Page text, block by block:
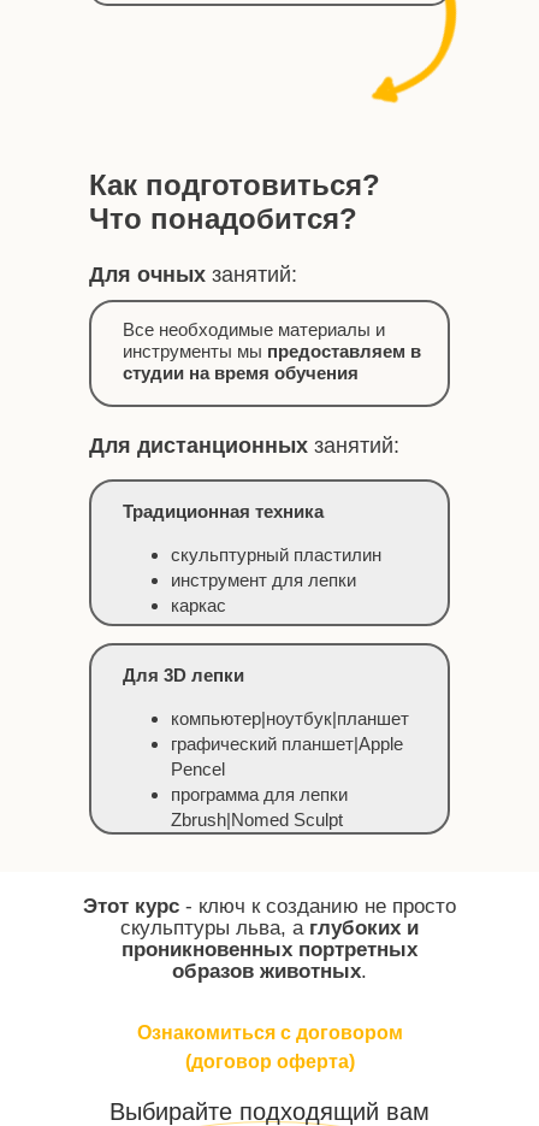
Как подготовиться?
Что понадобится?
Для дистанционных занятий:
Для очных занятий:
Все необходимые материалы и
инструменты мы предоставляем в
студии на время обучения
Традиционная техника
скульптурный пластилин
инструмент для лепки
каркас
Для 3D лепки
компьютер|ноутбук|планшет
графический планшет|Apple
Pencel
программа для лепки
Zbrush|Nomed Sculpt
Этот курс - ключ к созданию не просто
скульптуры льва, а глубоких и
проникновенных портретных
образов животных.
Выбирайте подходящий вам
Ознакомиться с договором
(договор оферта)